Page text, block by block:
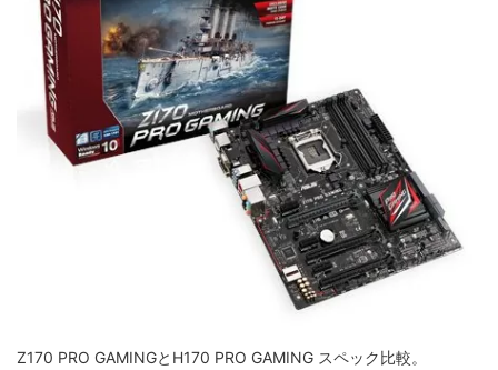
Z170 PRO GAMINGとH170 PRO GAMING スペック比較。